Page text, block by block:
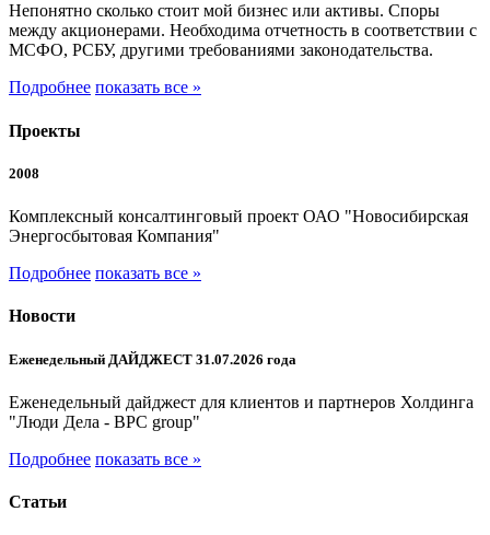
Непонятно сколько стоит мой бизнес или активы. Споры
между акционерами. Необходима отчетность в соответствии с
МСФО, РСБУ, другими требованиями законодательства.
Подробнее показать все »
Проекты
2008
Комплексный консалтинговый проект ОАО "Новосибирская
Энергосбытовая Компания"
Подробнее показать все »
Новости
Еженедельный ДАЙДЖЕСТ 31.07.2026 года
Еженедельный дайджест для клиентов и партнеров Холдинга
"Люди Дела - BPC group"
Подробнее показать все »
Статьи